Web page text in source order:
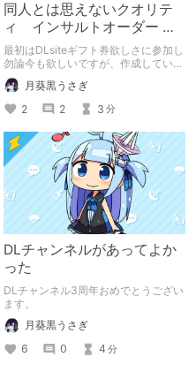
同人とは思えないクオリテ
ィ インサルトオーダー ～
生イキにゃん娘の快堕メニ
ュー～
最初はDLsiteギフト券欲しさに参加し
勿論今も欲しいですが、作成している
うちにどうすれば分かりやすく魅力を
伝わるか拙いながらも考えながら作成
したのでこれが購入の切っ掛けになっ
て頂けると幸いです。
月葵黒うさぎ
2
2 3 分
DLチャンネルがあってよか
った
DLチャンネル3周年おめでとうござい
ます。
月葵黒うさぎ
6
0 4 分